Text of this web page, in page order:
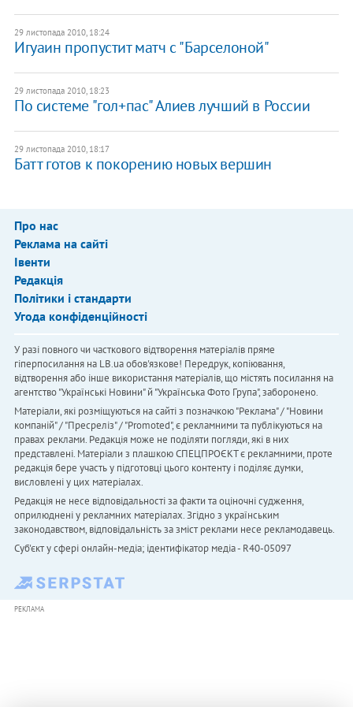
29 листопада 2010, 18:24
Игуаин пропустит матч с "Барселоной"
29 листопада 2010, 18:23
По системе "гол+пас" Алиев лучший в России
29 листопада 2010, 18:17
Батт готов к покорению новых вершин
Про нас
Реклама на сайті
Івенти
Редакція
Політики і стандарти
Угода конфіденційності
У разі повного чи часткового відтворення матеріалів пряме
гіперпосилання на LB.ua обов'язкове! Передрук, копіювання,
відтворення або інше використання матеріалів, що містять посилання на
агентство "Українськi Новини" й "Українська Фото Група", заборонено.
Матеріали, які розміщуються на сайті з позначкою "Реклама" / "Новини
компаній" / "Пресреліз" / "Promoted", є рекламними та публікуються на
правах реклами. Редакція може не поділяти погляди, які в них
представлені. Матеріали з плашкою СПЕЦПРОЄКТ є рекламними, проте
редакція бере участь у підготовці цього контенту і поділяє думки,
висловлені у цих матеріалах.
Редакція не несе відповідальності за факти та оціночні судження,
оприлюднені у рекламних матеріалах. Згідно з українським
законодавством, відповідальність за зміст реклами несе рекламодавець.
Cуб'єкт у сфері онлайн-медіа; ідентифікатор медіа - R40-05097
РЕКЛАМА